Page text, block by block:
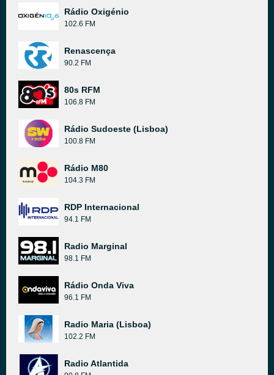
Rádio Oxigénio
102.6 FM
Renascença
90.2 FM
80s RFM
106.8 FM
Rádio Sudoeste (Lisboa)
100.8 FM
Rádio M80
104.3 FM
RDP Internacional
94.1 FM
Radio Marginal
98.1 FM
Rádio Onda Viva
96.1 FM
Radio Maria (Lisboa)
102.2 FM
Radio Atlantida